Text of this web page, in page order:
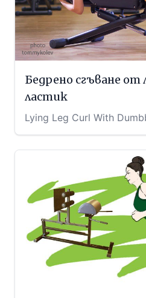
Бедрено сгъване от
ластик
Lying Leg Curl With